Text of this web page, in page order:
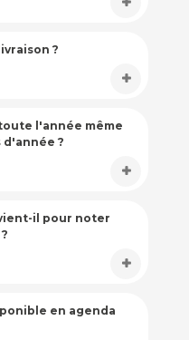
?
l'année même
d'année ?
il pour noter
en agenda